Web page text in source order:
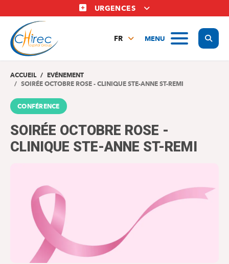
au
contenu
principal
URGENCES
MENU
FR
ACCUEIL
EVÉNEMENT
SOIRÉE OCTOBRE ROSE - CLINIQUE STE-ANNE ST-REMI
CONFÉRENCE
SOIRÉE OCTOBRE ROSE -
CLINIQUE STE-ANNE ST-REMI